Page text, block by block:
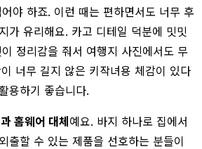
야 하죠. 이런 때는 편하면서도 너무 후
가 유리해요. 카고 디테일 덕분에 밋밋
정리감을 줘서 여행지 사진에서도 무
너무 길지 않은 키작녀용 체감이 있다
용하기 좋습니다.
홈웨어 대체예요. 바지 하나로 집에서
출할 수 있는 제품을 선호하는 분들이